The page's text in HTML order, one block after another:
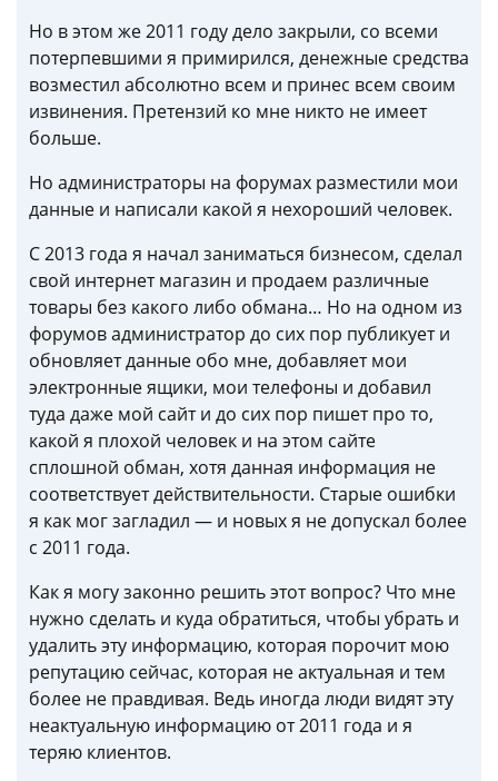
Но в этом же 2011 году дело закрыли, со всеми
потерпевшими я примирился, денежные средства
возместил абсолютно всем и принес всем своим
извинения. Претензий ко мне никто не имеет
больше.
Но администраторы на форумах разместили мои
данные и написали какой я нехороший человек.
С 2013 года я начал заниматься бизнесом, сделал
свой интернет магазин и продаем различные
товары без какого либо обмана… Но на одном из
форумов администратор до сих пор публикует и
обновляет данные обо мне, добавляет мои
электронные ящики, мои телефоны и добавил
туда даже мой сайт и до сих пор пишет про то,
какой я плохой человек и на этом сайте
сплошной обман, хотя данная информация не
соответствует действительности. Старые ошибки
я как мог загладил — и новых я не допускал более
с 2011 года.
Как я могу законно решить этот вопрос? Что мне
нужно сделать и куда обратиться, чтобы убрать и
удалить эту информацию, которая порочит мою
репутацию сейчас, которая не актуальная и тем
более не правдивая. Ведь иногда люди видят эту
неактуальную информацию от 2011 года и я
теряю клиентов.